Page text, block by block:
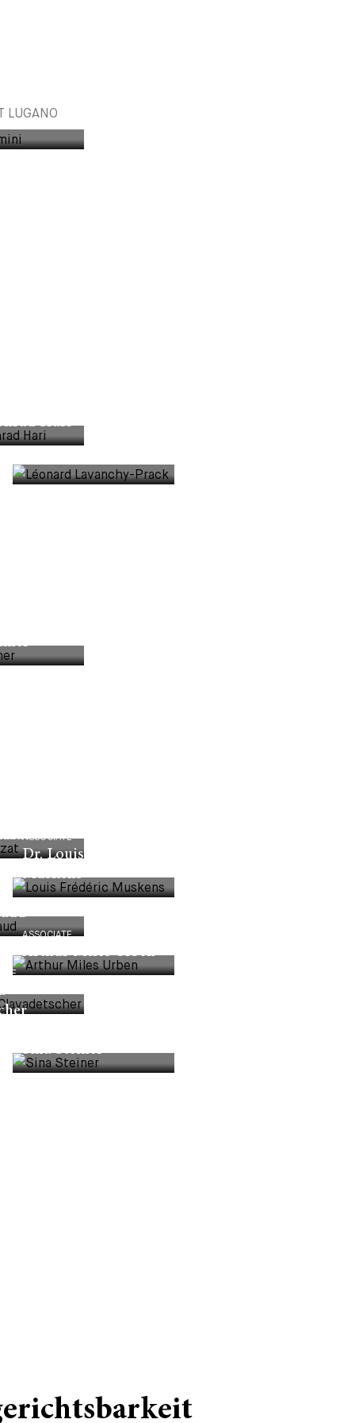
LUGANO
Hari
ASSOCIATE
Dr. Louis Frédéric
Muskens
ASSOCIATE
Arthur Miles Urben
Sina Steiner
2025